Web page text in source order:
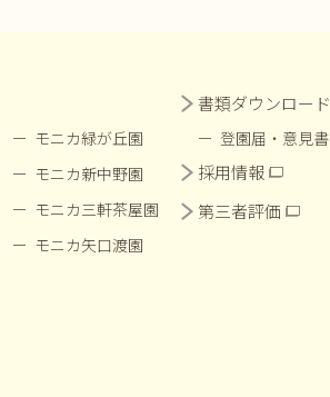
モニカ緑が丘園
モニカ新中野園
モニカ三軒茶屋園
モニカ矢口渡園
書類ダウンロード
登園届・意見書
採用情報
第三者評価